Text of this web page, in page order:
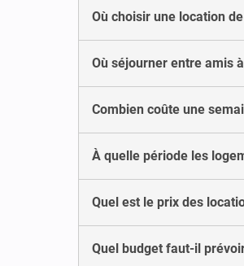
Où choisir une location
Où séjourner entre amis
Combien coûte une
À quelle période les
Quel est le prix des
Quel budget faut-il